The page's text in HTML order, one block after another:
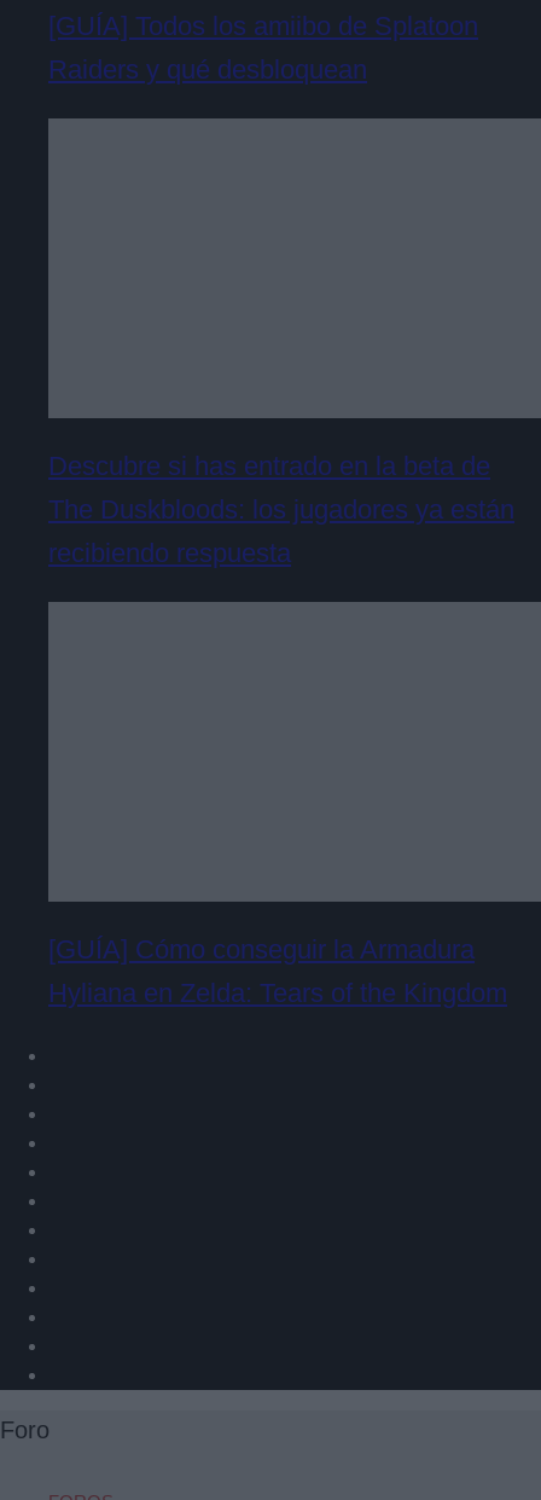
[GUÍA] Todos los amiibo de Splatoon
Raiders y qué desbloquean
Descubre si has entrado en la beta de
The Duskbloods: los jugadores ya están
recibiendo respuesta
[GUÍA] Cómo conseguir la Armadura
Hyliana en Zelda: Tears of the Kingdom
Foro